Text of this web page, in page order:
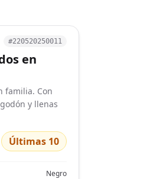
#220520250011
en
familia. Con
y llenas
Últimas 10
Negro